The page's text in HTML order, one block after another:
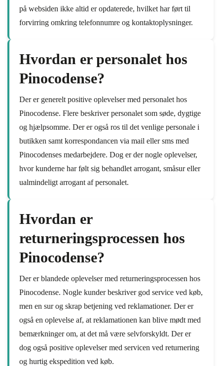
på websiden ikke altid er opdaterede, hvilket har ført til
forvirring omkring telefonnumre og kontaktoplysninger.
Hvordan er personalet hos
Pinocodense?
Der er generelt positive oplevelser med personalet hos
Pinocodense. Flere beskriver personalet som søde, dygtige
og hjælpsomme. Der er også ros til det venlige personale i
butikken samt korrespondancen via mail eller sms med
Pinocodenses medarbejdere. Dog er der nogle oplevelser,
hvor kunderne har følt sig behandlet arrogant, småsur eller
ualmindeligt arrogant af personalet.
Hvordan er
returneringsprocessen hos
Pinocodense?
Der er blandede oplevelser med returneringsprocessen hos
Pinocodense. Nogle kunder beskriver god service ved køb,
men en sur og skrap betjening ved reklamationer. Der er
også en oplevelse af, at reklamationen kan blive mødt med
bemærkninger om, at det må være selvforskyldt. Der er
dog også positive oplevelser med servicen ved returnering
og hurtig ekspedition ved køb.